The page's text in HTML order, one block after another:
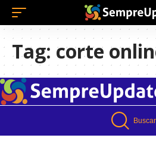
Tag: corte
Buscar